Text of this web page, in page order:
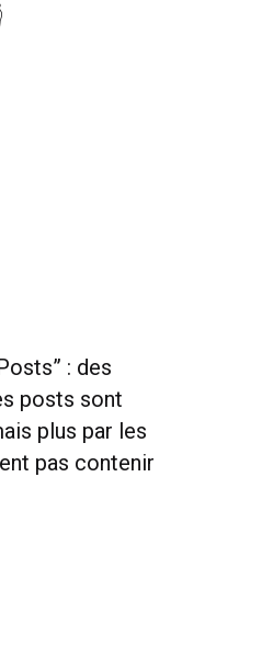
: des
posts sont
plus par les
pas contenir